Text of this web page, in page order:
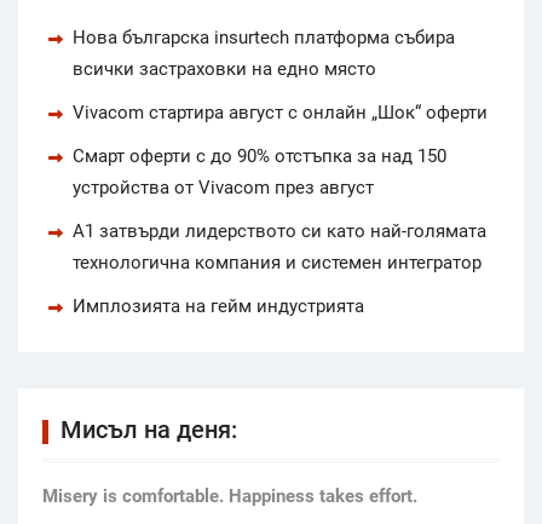
Нова българска insurtech платформа събира
всички застраховки на едно място
Vivacom стартира август с онлайн „Шок“ оферти
Смарт оферти с до 90% отстъпка за над 150
устройства от Vivacom през август
А1 затвърди лидерството си като най-голямата
технологична компания и системен интегратор
Имплозията на гейм индустрията
Мисъл на деня:
Мisery is comfortable. Happiness takes effort.